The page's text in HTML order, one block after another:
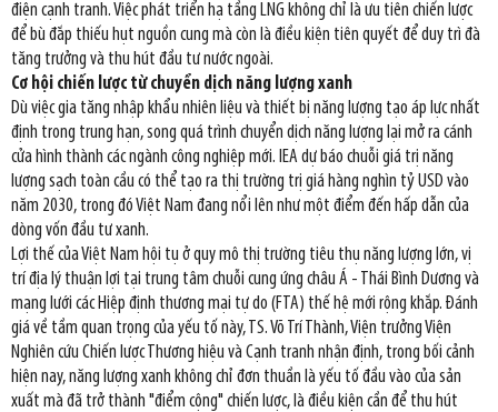
điện cạnh tranh. Việc phát triển hạ tầng LNG không chỉ là ưu tiên chiến lược
để bù đắp thiếu hụt nguồn cung mà còn là điều kiện tiên quyết để duy trì đà
tăng trưởng và thu hút đầu tư nước ngoài.
Cơ hội chiến lược từ chuyển dịch năng lượng xanh
Dù việc gia tăng nhập khẩu nhiên liệu và thiết bị năng lượng tạo áp lực nhất
định trong trung hạn, song quá trình chuyển dịch năng lượng lại mở ra cánh
cửa hình thành các ngành công nghiệp mới. IEA dự báo chuỗi giá trị năng
lượng sạch toàn cầu có thể tạo ra thị trường trị giá hàng nghìn tỷ USD vào
năm 2030, trong đó Việt Nam đang nổi lên như một điểm đến hấp dẫn của
dòng vốn đầu tư xanh.
Lợi thế của Việt Nam hội tụ ở quy mô thị trường tiêu thụ năng lượng lớn, vị
trí địa lý thuận lợi tại trung tâm chuỗi cung ứng châu Á - Thái Bình Dương và
mạng lưới các Hiệp định thương mại tự do (FTA) thế hệ mới rộng khắp. Đánh
giá về tầm quan trọng của yếu tố này, TS. Võ Trí Thành, Viện trưởng Viện
Nghiên cứu Chiến lược Thương hiệu và Cạnh tranh nhận định, trong bối cảnh
hiện nay, năng lượng xanh không chỉ đơn thuần là yếu tố đầu vào của sản
xuất mà đã trở thành "điểm cộng" chiến lược, là điều kiện cần để thu hút